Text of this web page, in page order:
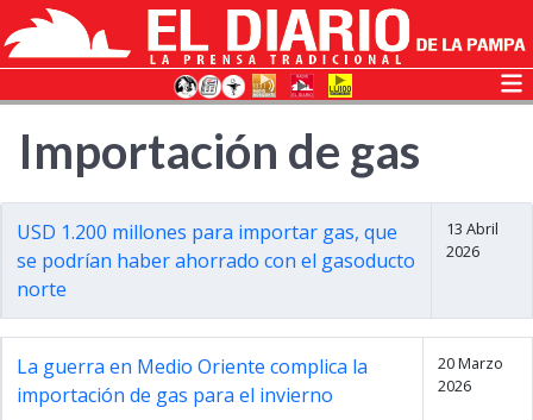
Importación de gas
USD 1.200 millones para importar gas, que
se podrían haber ahorrado con el gasoducto
norte
13 Abril
2026
La guerra en Medio Oriente complica la
importación de gas para el invierno
20 Marzo
2026